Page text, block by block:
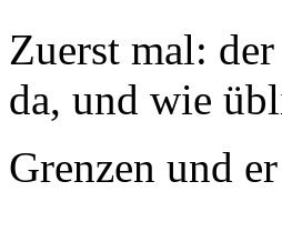
Zuerst mal:
da, und wie
Grenzen und